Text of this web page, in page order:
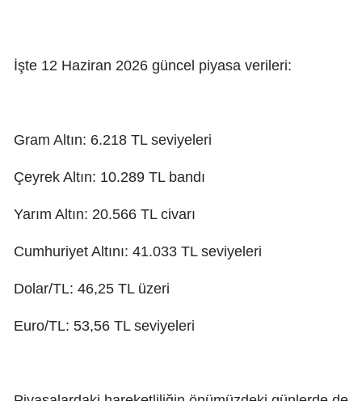
İşte 12 Haziran 2026 güncel piyasa verileri:
Gram Altın: 6.218 TL seviyeleri
Çeyrek Altın: 10.289 TL bandı
Yarım Altın: 20.566 TL civarı
Cumhuriyet Altını: 41.033 TL seviyeleri
Dolar/TL: 46,25 TL üzeri
Euro/TL: 53,56 TL seviyeleri